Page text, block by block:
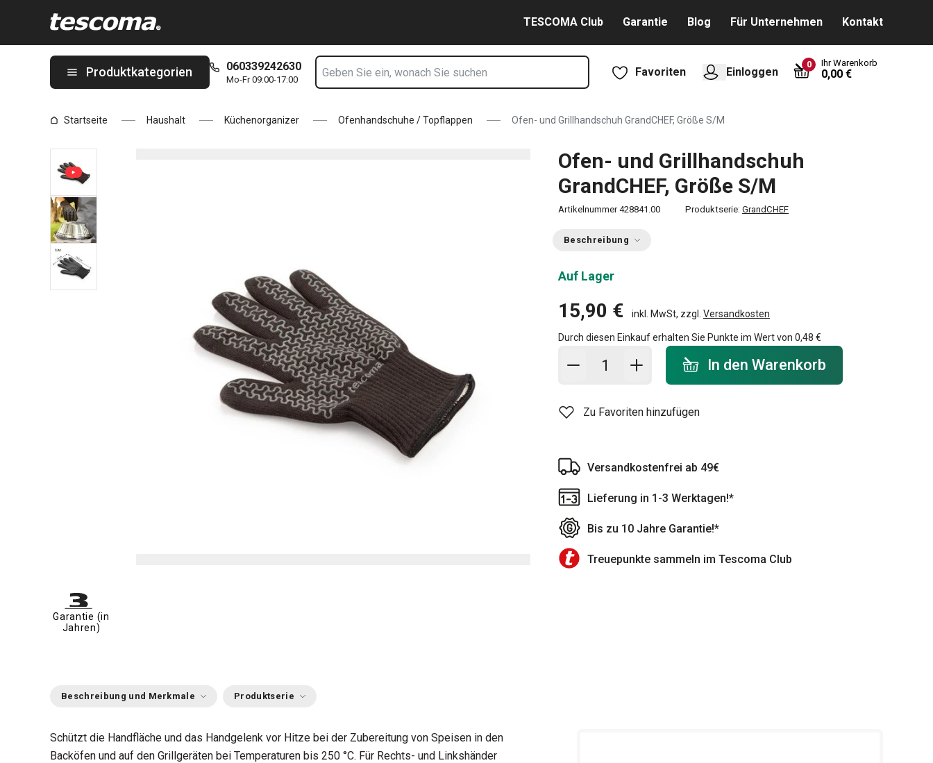
TESCOMA Club Garantie Blog Für Unternehmen Kontakt
Produktkategorien 060339242630
Mo-Fr 09:00-17:00
Favoriten Einloggen
0 Ihr Warenkorb
0,00 €
Startseite Haushalt Küchenorganizer Ofenhandschuhe / Topflappen Ofen- und Grillhandschuh GrandCHEF, Größe S/M
Ofen- und Grillhandschuh
GrandCHEF, Größe S/M
Artikelnummer 428841.00 Produktserie: GrandCHEF
Beschreibung
Auf Lager
15,90 € inkl. MwSt, zzgl. Versandkosten
Durch diesen Einkauf erhalten Sie Punkte im Wert von 0,48 €
In den Warenkorb - Menge
In den Warenkorb
Zu Favoriten hinzufügen
Versandkostenfrei ab 49€
Lieferung in 1-3 Werktagen!*
Bis zu 10 Jahre Garantie!*
Treuepunkte sammeln im Tescoma Club
Garantie (in
Jahren)
Beschreibung und Merkmale Produktserie
Schützt die Handfläche und das Handgelenk vor Hitze bei der Zubereitung von Speisen in den
Backöfen und auf den Grillgeräten bei Temperaturen bis 250 °C. Für Rechts- und Linkshänder